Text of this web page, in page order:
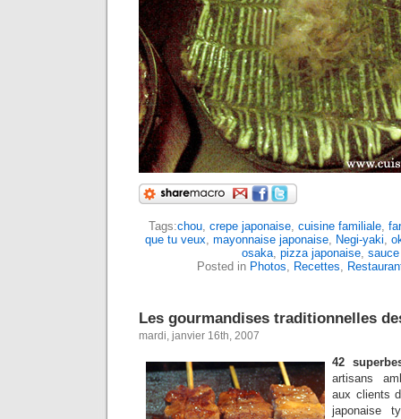
Tags:chou, crepe japonaise, cuisine familiale,
que tu veux, mayonnaise japonaise, Negi-yaki,
osaka, pizza japonaise,
Posted in Photos, Recettes,
Les gourmandises traditionnelles
mardi, janvier 16th, 2007
42
artisans
aux clients
japonaise